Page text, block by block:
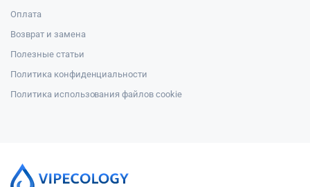
Оплата
Возврат и замена
Полезные статьи
Политика конфиденциальности
Политика использования файлов cookie